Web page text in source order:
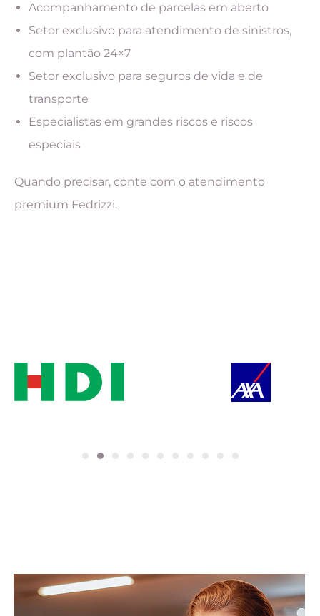
Acompanhamento de parcelas em aberto
Setor exclusivo para atendimento de sinistros,
com plantão 24×7
Setor exclusivo para seguros de vida e de
transporte
Especialistas em grandes riscos e riscos
especiais
Quando precisar, conte com o atendimento
premium Fedrizzi.